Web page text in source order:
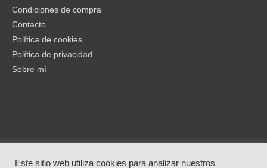
Condiciones de compra
Contacto
Política de cookies
Política de privacidad
Sobre mí
Este sitio web utiliza cookies para analizar nuestros